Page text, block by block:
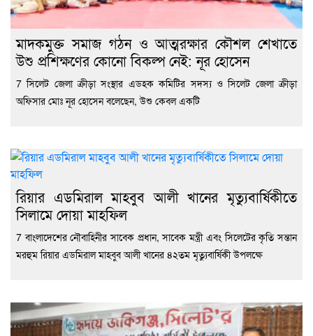
মাদকমুক্ত সমাজ গঠন ও আত্মরক্ষার কৌশল শেখাতে
উশু প্রশিক্ষণের কোনো বিকল্প নেই: নূর হোসেন
7 সিলেট জেলা ক্রীড়া সংস্থার এডহক কমিটির সদস্য ও সিলেট জেলা ক্রীড়া
অফিসার মোঃ নূর হোসেন বলেছেন, উশু কেবল একটি
রিয়ার এডমিরাল মাহবুব আলী খানের মৃত্যুবার্ষিকীতে
সিলামে দোয়া মাহফিল
7 বাংলাদেশের নৌবাহিনীর সাবেক প্রধান, সাবেক মন্ত্রী এবং সিলেটের কৃতি সন্তান
মরহুম রিয়ার এডমিরাল মাহবুব আলী খানের ৪২তম মৃত্যুবার্ষিকী উপলক্ষে